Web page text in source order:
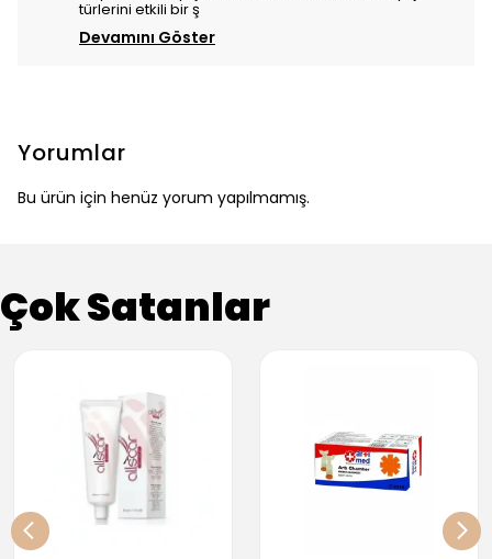
türlerini etkili bir ş
Devamını Göster
Yorumlar
Bu ürün için henüz yorum yapılmamış.
Çok Satanlar